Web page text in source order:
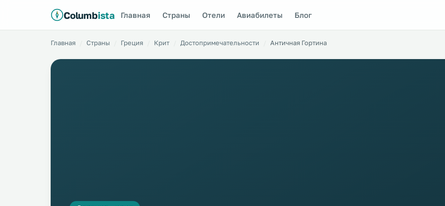
Columbista Главная Страны Отели Авиабилеты Блог
Главная Страны Греция Крит Достопримечательности Античная Гортина